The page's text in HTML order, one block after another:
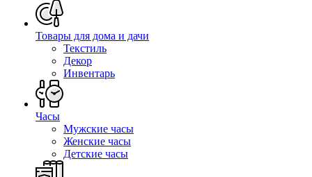
Товары для дома и дачи
Текстиль
Декор
Инвентарь
Часы
Мужские часы
Женские часы
Детские часы